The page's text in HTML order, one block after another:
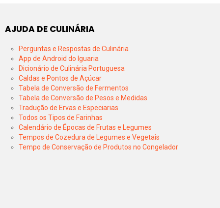
AJUDA DE CULINÁRIA
Perguntas e Respostas de Culinária
App de Android do Iguaria
Dicionário de Culinária Portuguesa
Caldas e Pontos de Açúcar
Tabela de Conversão de Fermentos
Tabela de Conversão de Pesos e Medidas
Tradução de Ervas e Especiarias
Todos os Tipos de Farinhas
Calendário de Épocas de Frutas e Legumes
Tempos de Cozedura de Legumes e Vegetais
Tempo de Conservação de Produtos no Congelador